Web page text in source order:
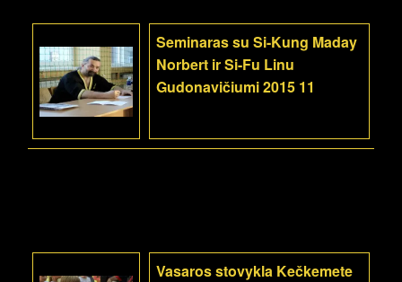
Seminaras su Si-Kung Maday
Norbert ir Si-Fu Linu
Gudonavičiumi 2015 11
Vasaros stovykla Kečkemete